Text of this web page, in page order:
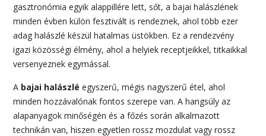
gasztronómia egyik alappillére lett, sőt, a bajai halászlének
minden évben külön fesztivált is rendeznek, ahol több ezer
adag halászlé készül hatalmas üstökben. Ez a rendezvény
igazi közösségi élmény, ahol a helyiek receptjeikkel, titkaikkal
versenyeznek egymással.
A bajai halászlé egyszerű, mégis nagyszerű étel, ahol
minden hozzávalónak fontos szerepe van. A hangsúly az
alapanyagok minőségén és a főzés során alkalmazott
technikán van, hiszen egyetlen rossz mozdulat vagy rossz